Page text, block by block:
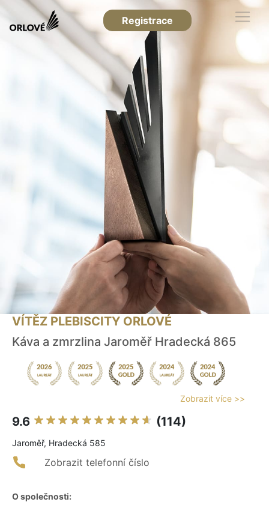
Registrace
VÍTĚZ PLEBISCITY ORLOVÉ
Káva a zmrzlina Jaroměř Hradecká 865
Zobrazit více >>
9.6 (114)
Jaroměř, Hradecká 585
Zobrazit telefonní číslo
O společnosti: